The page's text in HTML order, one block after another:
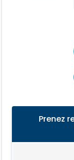
Prenez